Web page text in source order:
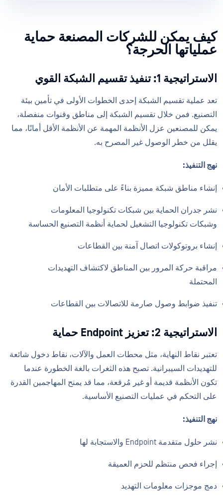
كيف يمكن للشركات المصنعة حماية
عملياتها الحرجة؟
الاستراتيجية 1: تنفيذ تقسيم الشبكة القوي
تعد عملية تقسيم الشبكة إحدى الخطوات الأولى في تأمين بيئة
التصنيع. فمن خلال تقسيم الشبكة إلى مناطق وقنوات منفصلة،
يمكن للمصنعين عزل الأنظمة المهمة عن الأنظمة الأقل أمانًا، مما
يقلل من خطر الوصول غير المصرح به.
نهج التنفيذ:
إنشاء مناطق شبكة مميزة بناءً على متطلبات الأمان
نشر جدران الحماية بين شبكات تكنولوجيا المعلومات
وشبكات تكنولوجيا التشغيل لحماية أنظمة التصنيع الحساسة
إنشاء بروتوكولات اتصال آمنة بين القطاعات
مراقبة حركة المرور بين المناطق لاكتشاف التهديدات
المحتملة
تنفيذ ضوابط وصول صارمة للاتصالات بين القطاعات
الاستراتيجية 2: تعزيز Endpoint حماية
تعتبر نقاط النهاية، مثل محطات العمل والآلات، نقاط دخول شائعة
للتهديدات السيبرانية. تصبح هذه الثغرات بالغة الخطورة عندما
تكون الأنظمة قديمة أو غير مُرقعة، مما قد يمنح المهاجمين القدرة
على التحكم في عمليات التصنيع الأساسية.
نهج التنفيذ:
نشر حلول متقدمة Endpoint والاستجابة لها
إجراء فحص منتظم للحزم العميقة
دمج موجزات معلومات التهديد